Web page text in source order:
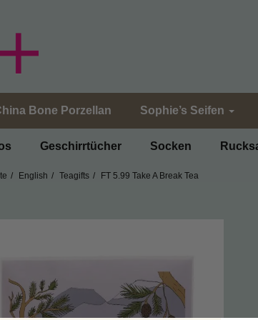
Bone Porzellan Sophie’s Seifen
Geschirrtücher Socken
English Teagifts FT 5.99 Take A Break Tea